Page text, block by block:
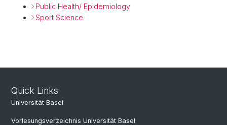
Public Health/ Epidemiology
Sport Science
Quick Links
Universität Basel
Vorlesungsverzeichnis Universität Basel